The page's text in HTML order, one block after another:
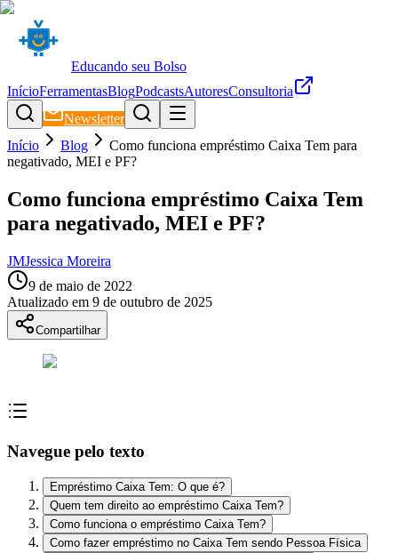
Educando seu Bolso
InícioFerramentasBlogPodcastsAutoresConsultoria
Newsletter
Início
Blog
Como funciona empréstimo Caixa Tem para
negativado, MEI e PF?
Como funciona empréstimo Caixa Tem
para negativado, MEI e PF?
JMJessica Moreira
9 de maio de 2022
Atualizado em 9 de outubro de 2025
Compartilhar
Navegue pelo texto
Empréstimo Caixa Tem: O que é?
Quem tem direito ao empréstimo Caixa Tem?
Como funciona o empréstimo Caixa Tem?
Como fazer empréstimo no Caixa Tem sendo Pessoa Física